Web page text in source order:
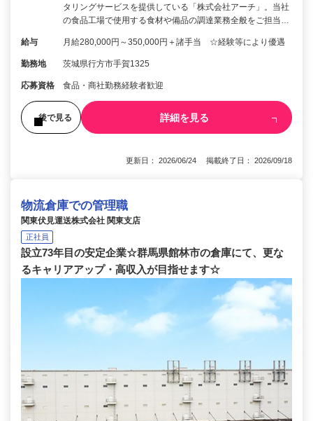
タリングサービスを提供している「株式会社アーチ」。当社
の食品工場で使用する食材や備品の調達業務全般をご担当…
給与 月給280,000円～350,000円＋諸手当 ☆経験等により優遇
勤務地 茨城県行方市手賀1325
応募資格 食品・商社勤務経験者歓迎
後で見る 詳細を見る
更新日： 2026/06/24 掲載終了日： 2026/09/18
物流倉庫での管理職
関東伏見運送株式会社 関東支店
正社員
設立73年目の安定企業☆群馬県館林市の倉庫にて、更な
るキャリアアップ・高収入が目指せます☆